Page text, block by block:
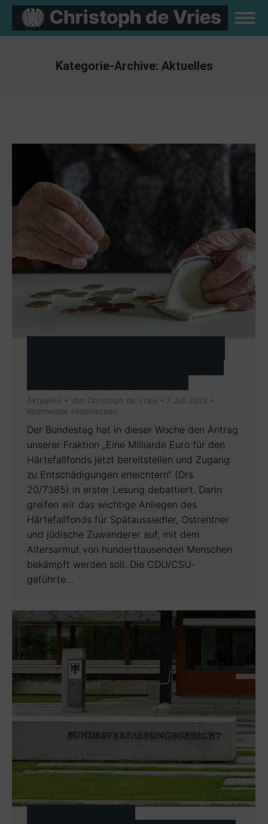
Kategorie-Archive: Aktuelles
Aktuelles Von Christoph de Vries
7. Juli 2023
Kommentar hinterlassen
Der Bundestag hat in dieser Woche den Antrag
unserer Fraktion „Eine Milliarde Euro für den
Härtefallfonds jetzt bereitstellen und Zugang
zu Entschädigungen erleichtern“ (Drs.
20/7385) in erster Lesung debattiert. Darin
greifen wir das wichtige Anliegen des
Härtefallfonds für Spätaussiedler, Ostrentner
und jüdische Zuwanderer auf, mit dem
Altersarmut von hunderttausenden Menschen
bekämpft werden soll. Die CDU/CSU-
geführte…